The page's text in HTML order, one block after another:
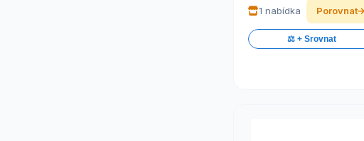
1 nabídka Porovnat
⚖️ + Srovnat